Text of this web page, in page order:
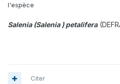
l'espèce
Salenia (Salenia ) petalifera
Citer